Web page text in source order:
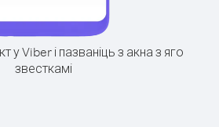
у Viber і пазваніць з акна з яго
звесткамі